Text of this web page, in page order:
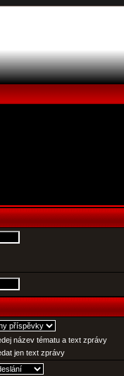
název tématu a text zprávy
jen text zprávy